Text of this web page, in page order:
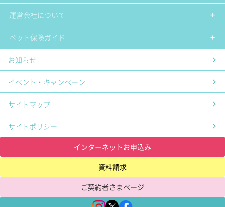
運営会社について
ペット保険ガイド
お知らせ
イベント・キャンペーン
サイトマップ
サイトポリシー
インターネットお申込み
資料請求
ご契約者さまページ